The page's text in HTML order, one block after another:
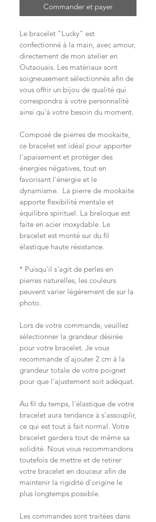
Commander et payer
Le bracelet "Lucky" est
confectionné à la main, avec amour,
directement de mon atelier en
Outaouais. Les matériaux sont
soigneusement sélectionnés afin de
vous offrir un bijou de qualité qui
correspondra à votre personnalité
ainsi qu'à votre besoin du moment.
Composé de pierres de mookaite,
ce bracelet est idéal pour apporter
l'apaisement et protéger des
énergies négatives, tout en
favorisant l'énergie et le
dynamisme. La pierre de mookaite
apporte flexibilité mentale et
équilibre spirituel. La breloque est
faite en acier inoxydable. Le
bracelet est monté sur du fil
élastique haute résistance.
* Puisqu'il s'agit de perles en
pierres naturelles, les couleurs
peuvent varier légèrement de sur la
photo.
Lors de votre commande, veuillez
sélectionner la grandeur désirée
pour votre bracelet. Je vous
recommande d'ajouter 2 cm à la
grandeur totale de votre poignet
pour que l'ajustement soit adéquat.
Au fil du temps, l'élastique de votre
bracelet aura tendance à s'assouplir,
ce qui est tout à fait normal. Votre
bracelet gardera tout de même sa
solidité. Nous vous recommandons
toutefois de mettre et de retirer
votre bracelet en douceur afin de
maintenir la rigidité d'origine le
plus longtemps possible.
Les commandes sont traitées dans